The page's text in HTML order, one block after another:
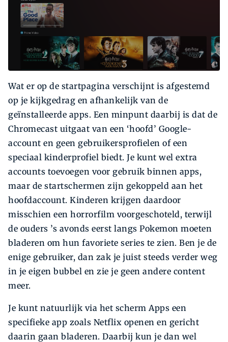
Wat er op de startpagina verschijnt is afgestemd
op je kijkgedrag en afhankelijk van de
geïnstalleerde apps. Een minpunt daarbij is dat de
Chromecast uitgaat van een ‘hoofd’ Google-
account en geen gebruikersprofielen of een
speciaal kinderprofiel biedt. Je kunt wel extra
accounts toevoegen voor gebruik binnen apps,
maar de startschermen zijn gekoppeld aan het
hoofdaccount. Kinderen krijgen daardoor
misschien een horrorfilm voorgeschoteld, terwijl
de ouders ’s avonds eerst langs Pokemon moeten
bladeren om hun favoriete series te zien. Ben je de
enige gebruiker, dan zak je juist steeds verder weg
in je eigen bubbel en zie je geen andere content
meer.
Je kunt natuurlijk via het scherm Apps een
specifieke app zoals Netflix openen en gericht
daarin gaan bladeren. Daarbij kun je dan wel